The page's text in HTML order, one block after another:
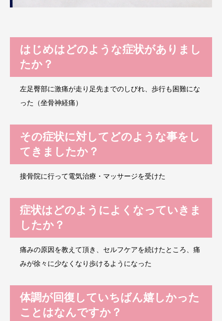
はじめはどのような症状がありまし
たか？
左足臀部に激痛が走り足先までのしびれ、歩行も困難にな
った（坐骨神経痛）
その症状に対してどのような事をし
てきましたか？
接骨院に行って電気治療・マッサージを受けた
症状はどのようによくなっていきま
したか？
痛みの原因を教えて頂き、セルフケアを続けたところ、痛
みが徐々に少なくなり歩けるようになった
体調が回復していちばん嬉しかった
ことはなんですか？